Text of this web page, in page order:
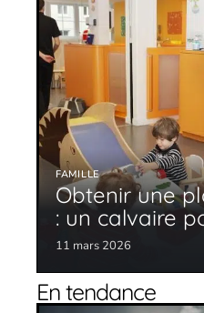
FAMILLE
Obtenir une
: un calvaire
11 mars 2026
En tendance